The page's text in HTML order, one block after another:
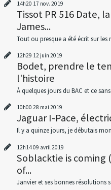
14h20 17 nov. 2019
Tissot PR 516 Date,
James...
Tout ou presque a été écrit sur les
12h29 12 juin 2019
Bodet, prendre le
l'histoire
À quelques jours du BAC et ce
10h00 28 mai 2019
Jaguar I-Pace,
Il y a quinze jours, je débutais
12h1409 avril 2019
Soblacktie is coming
of...
Janvier et ses bonnes résolutions